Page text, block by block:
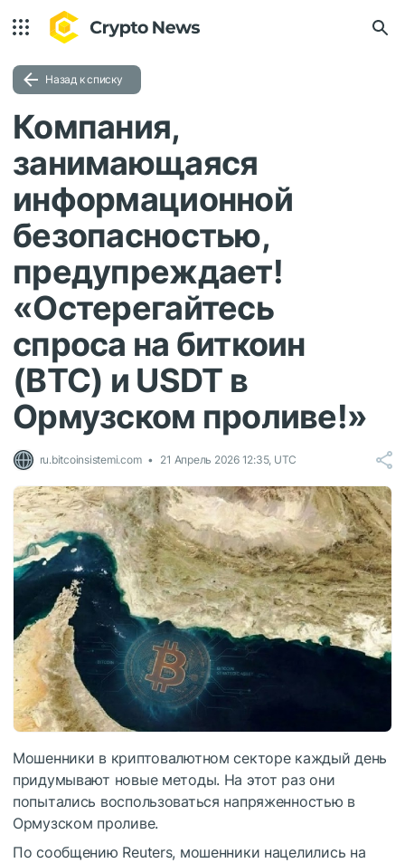
Назад к списку
Компания,
занимающаяся
информационной
безопасностью,
предупреждает!
«Остерегайтесь
спроса на биткоин
(BTC) и USDT в
Ормузском проливе!»
ru.bitcoinsistemi.com 21 Апрель 2026 12:35, UTC
Мошенники в криптовалютном секторе каждый день
придумывают новые методы. На этот раз они
попытались воспользоваться напряженностью в
Ормузском проливе.
По сообщению Reuters, мошенники нацелились на